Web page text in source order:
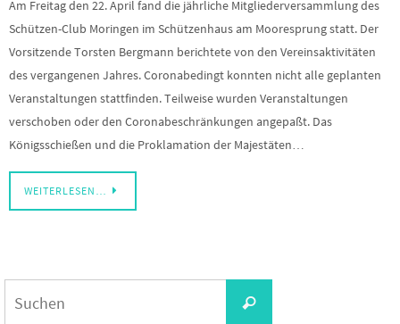
Am Freitag den 22. April fand die jährliche Mitgliederversammlung des
Schützen-Club Moringen im Schützenhaus am Mooresprung statt. Der
Vorsitzende Torsten Bergmann berichtete von den Vereinsaktivitäten
des vergangenen Jahres. Coronabedingt konnten nicht alle geplanten
Veranstaltungen stattfinden. Teilweise wurden Veranstaltungen
verschoben oder den Coronabeschränkungen angepaßt. Das
Königsschießen und die Proklamation der Majestäten…
WEITERLESEN…
Suchen